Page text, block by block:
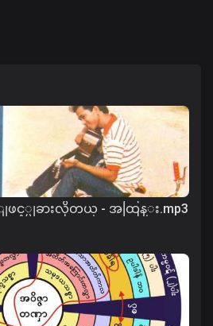
ဖင့္မျခားလိုတယ္ - အထြန္း.mp3